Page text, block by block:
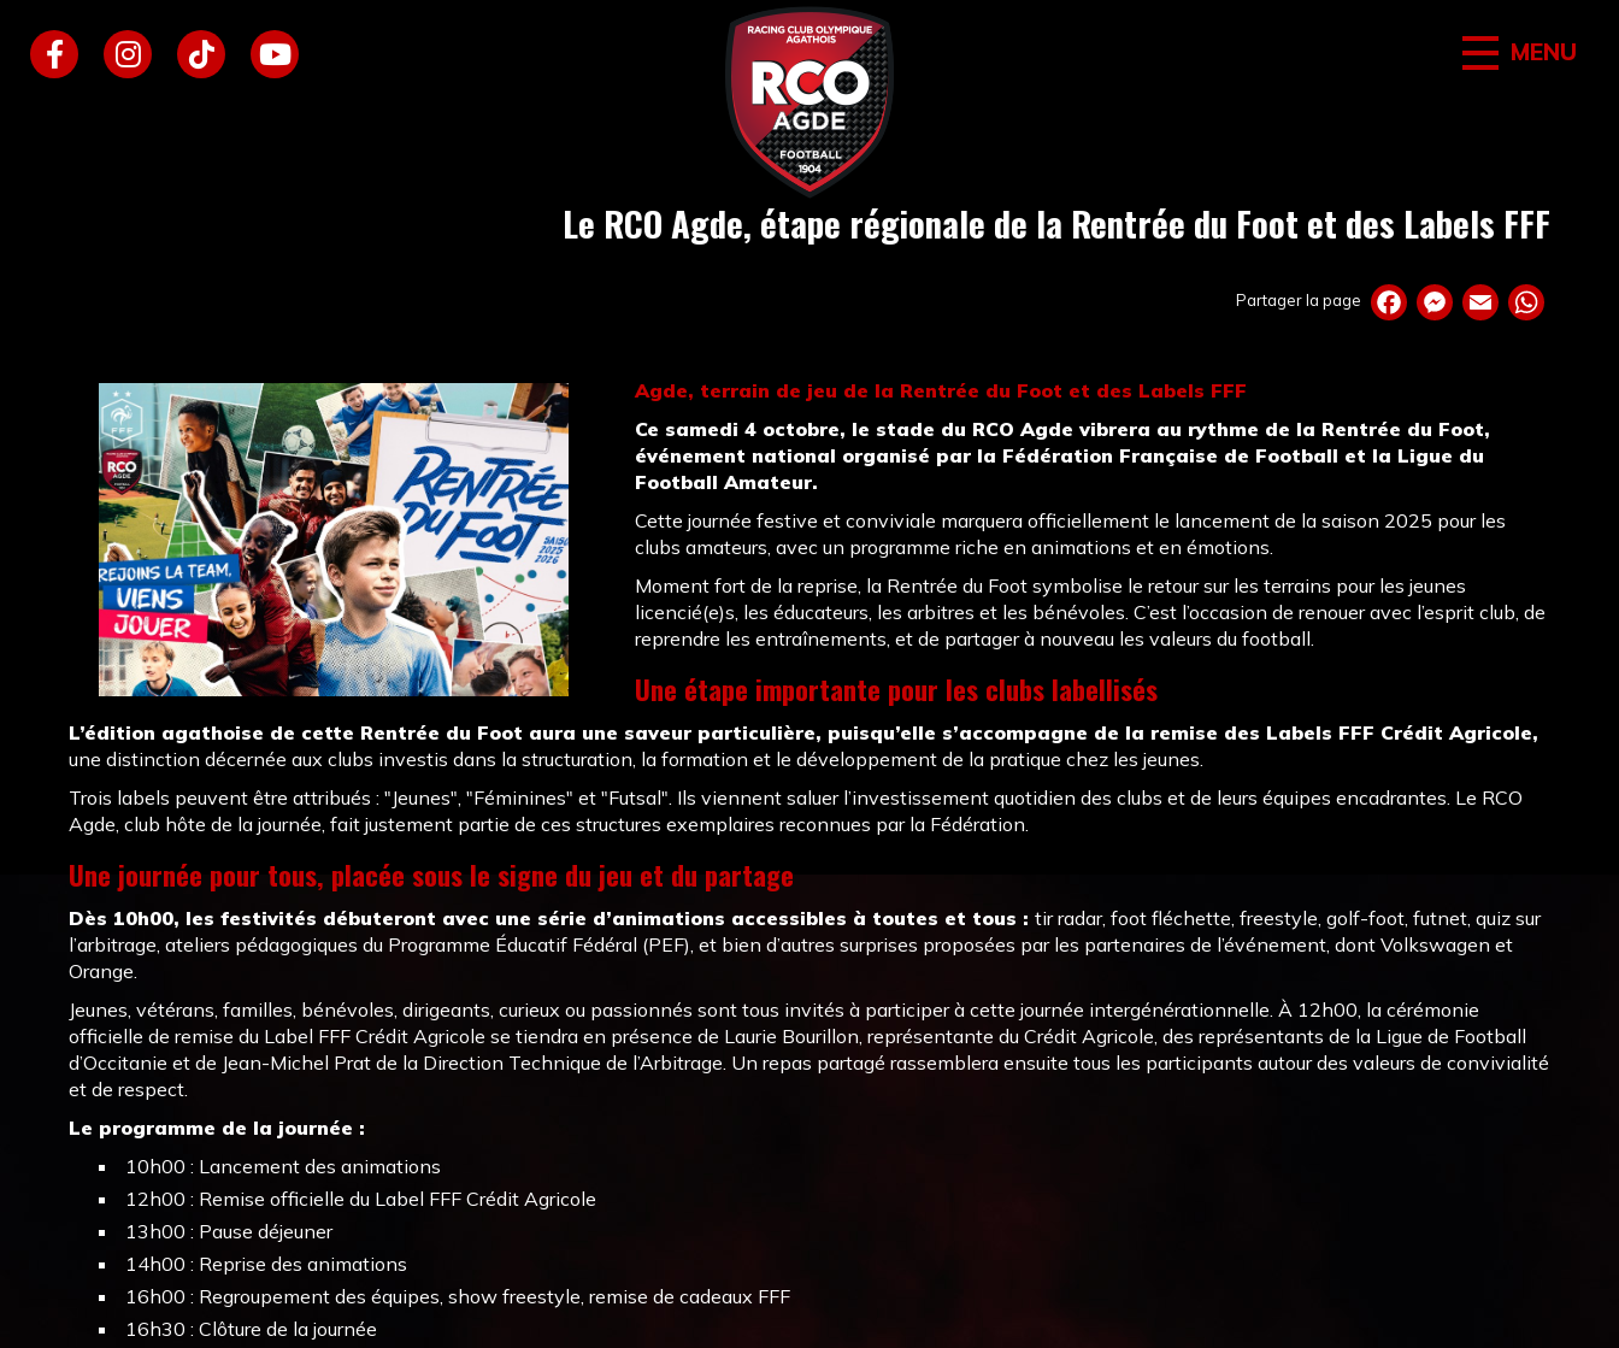
MENU
Le RCO Agde, étape régionale de la Rentrée du Foot et des Labels FFF
Partager la page
Agde, terrain de jeu de la Rentrée du Foot et des Labels FFF
Ce samedi 4 octobre, le stade du RCO Agde vibrera au rythme de la Rentrée du Foot,
événement national organisé par la Fédération Française de Football et la Ligue du
Football Amateur.
Cette journée festive et conviviale marquera officiellement le lancement de la saison 2025 pour les
clubs amateurs, avec un programme riche en animations et en émotions.
Moment fort de la reprise, la Rentrée du Foot symbolise le retour sur les terrains pour les jeunes
licencié(e)s, les éducateurs, les arbitres et les bénévoles. C’est l’occasion de renouer avec l’esprit club, de
reprendre les entraînements, et de partager à nouveau les valeurs du football.
Une étape importante pour les clubs labellisés
L’édition agathoise de cette Rentrée du Foot aura une saveur particulière, puisqu’elle s’accompagne de la remise des Labels FFF Crédit Agricole,
une distinction décernée aux clubs investis dans la structuration, la formation et le développement de la pratique chez les jeunes.
Trois labels peuvent être attribués : "Jeunes", "Féminines" et "Futsal". Ils viennent saluer l’investissement quotidien des clubs et de leurs équipes encadrantes. Le RCO
Agde, club hôte de la journée, fait justement partie de ces structures exemplaires reconnues par la Fédération.
Une journée pour tous, placée sous le signe du jeu et du partage
Dès 10h00, les festivités débuteront avec une série d’animations accessibles à toutes et tous : tir radar, foot fléchette, freestyle, golf-foot, futnet, quiz sur
l’arbitrage, ateliers pédagogiques du Programme Éducatif Fédéral (PEF), et bien d’autres surprises proposées par les partenaires de l’événement, dont Volkswagen et
Orange.
Jeunes, vétérans, familles, bénévoles, dirigeants, curieux ou passionnés sont tous invités à participer à cette journée intergénérationnelle. À 12h00, la cérémonie
officielle de remise du Label FFF Crédit Agricole se tiendra en présence de Laurie Bourillon, représentante du Crédit Agricole, des représentants de la Ligue de Football
d’Occitanie et de Jean-Michel Prat de la Direction Technique de l’Arbitrage. Un repas partagé rassemblera ensuite tous les participants autour des valeurs de convivialité
et de respect.
Le programme de la journée :
10h00 : Lancement des animations
12h00 : Remise officielle du Label FFF Crédit Agricole
13h00 : Pause déjeuner
14h00 : Reprise des animations
16h00 : Regroupement des équipes, show freestyle, remise de cadeaux FFF
16h30 : Clôture de la journée